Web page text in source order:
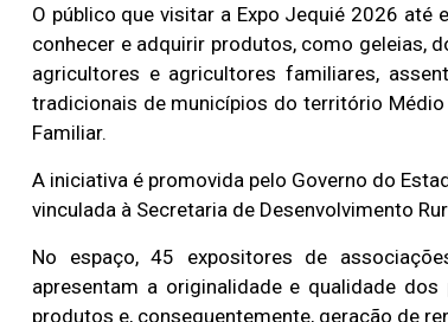
O público que visitar a Expo Jequié 2026 até
conhecer e adquirir produtos, como geleias,
agricultores e agricultores familiares,
tradicionais de municípios do território
Familiar.
A iniciativa é promovida pelo Governo do
vinculada à Secretaria de Desenvolvimento
No espaço, 45 expositores de
apresentam a originalidade e qualidade
produtos e, consequentemente, geração de